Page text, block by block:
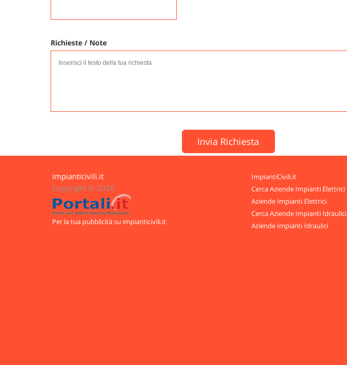
Richieste / Note
Invia Richiesta
impianticivili.it
Copyright © 2026
Per la tua pubblicità su impianticivili.it
ImpiantiCivili.it
Cerca Aziende Impianti Elettrici
Aziende Impianti Elettrici
Cerca Aziende Impianti Idraulici
Aziende Impianti Idraulici